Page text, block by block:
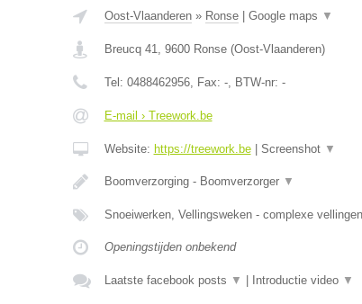
Oost-Vlaanderen» Ronse| Google maps ▼
Breucq 41, 9600 Ronse(Oost-Vlaanderen)
Tel: 0488462956, Fax: -, BTW-nr: -
E-mail › Treework.be
Website: https://treework.be| Screenshot ▼
Boomverzorging - Boomverzorger ▼
Snoeiwerken, Vellingsweken - complexe
Openingstijden onbekend
Laatste facebook posts ▼ Introductie video ▼